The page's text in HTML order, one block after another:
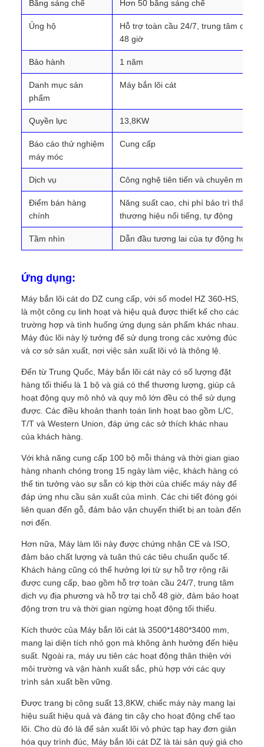
Bằng sáng chế Hơn 50 bằng sáng chế
Ủng hộ
Hỗ trợ toàn cầu 24/7, trung tâm dịch
48 giờ
Bảo hành 1 năm
Danh mục sản
phẩm
Máy bắn lõi cát
Quyền lực 13,8KW
Báo cáo thử nghiệm
máy móc
Cung cấp
Dịch vụ Công nghệ tiên tiến và chuyên môn
Điểm bán hàng
chính
Năng suất cao, chi phí bảo trì thấp,
thương hiệu nổi tiếng, tự động
Tầm nhìn Dẫn đầu tương lai của tự động hóa
Ứng dụng:
Máy bắn lõi cát do DZ cung cấp, với số model HZ 360-HS,
là một công cụ linh hoạt và hiệu quả được thiết kế cho các
trường hợp và tình huống ứng dụng sản phẩm khác nhau.
Máy đúc lõi này lý tưởng để sử dụng trong các xưởng đúc
và cơ sở sản xuất, nơi việc sản xuất lõi vỏ là thông lệ.
Đến từ Trung Quốc, Máy bắn lõi cát này có số lượng đặt
hàng tối thiểu là 1 bộ và giá có thể thương lượng, giúp cả
hoạt động quy mô nhỏ và quy mô lớn đều có thể sử dụng
được. Các điều khoản thanh toán linh hoạt bao gồm L/C,
T/T và Western Union, đáp ứng các sở thích khác nhau
của khách hàng.
Với khả năng cung cấp 100 bộ mỗi tháng và thời gian giao
hàng nhanh chóng trong 15 ngày làm việc, khách hàng có
thể tin tưởng vào sự sẵn có kịp thời của chiếc máy này để
đáp ứng nhu cầu sản xuất của mình. Các chi tiết đóng gói
liên quan đến gỗ, đảm bảo vận chuyển thiết bị an toàn đến
nơi đến.
Hơn nữa, Máy làm lõi này được chứng nhận CE và ISO,
đảm bảo chất lượng và tuân thủ các tiêu chuẩn quốc tế.
Khách hàng cũng có thể hưởng lợi từ sự hỗ trợ rộng rãi
được cung cấp, bao gồm hỗ trợ toàn cầu 24/7, trung tâm
dịch vụ địa phương và hỗ trợ tại chỗ 48 giờ, đảm bảo hoạt
động trơn tru và thời gian ngừng hoạt động tối thiểu.
Kích thước của Máy bắn lõi cát là 3500*1480*3400 mm,
mang lại diện tích nhỏ gọn mà không ảnh hưởng đến hiệu
suất. Ngoài ra, máy ưu tiên các hoạt động thân thiện với
môi trường và vận hành xuất sắc, phù hợp với các quy
trình sản xuất bền vững.
Được trang bị công suất 13,8KW, chiếc máy này mang lại
hiệu suất hiệu quả và đáng tin cậy cho hoạt động chế tạo
lõi. Cho dù đó là để sản xuất lõi vỏ phức tạp hay đơn giản
hóa quy trình đúc, Máy bắn lõi cát DZ là tài sản quý giá cho